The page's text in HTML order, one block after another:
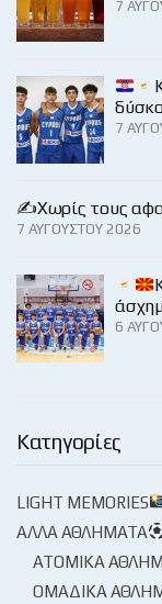
7
7
✍️Χωρίς τους
7 ΑΥΓΟΎΣΤΟΥ 2026
6
Κατηγορίες
LIGHT MEMORIES
ΆΛΛΑ ΑΘΛΉΜΑΤΑ
ΑΤΟΜΙΚΆ
ΟΜΑΔΙΚΆ